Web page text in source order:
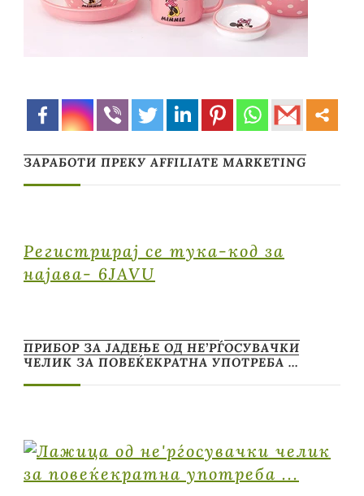
ЗАРАБОТИ ПРЕКУ AFFILIATE MARKETING
Регистрирај се тука-код за
најава- 6JAVU
ПРИБОР ЗА ЈАДЕЊЕ ОД НЕ’РЃОСУВАЧКИ
ЧЕЛИК ЗА ПОВЕЌЕКРАТНА УПОТРЕБА …